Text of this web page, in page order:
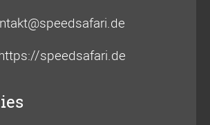
speedsafari.de